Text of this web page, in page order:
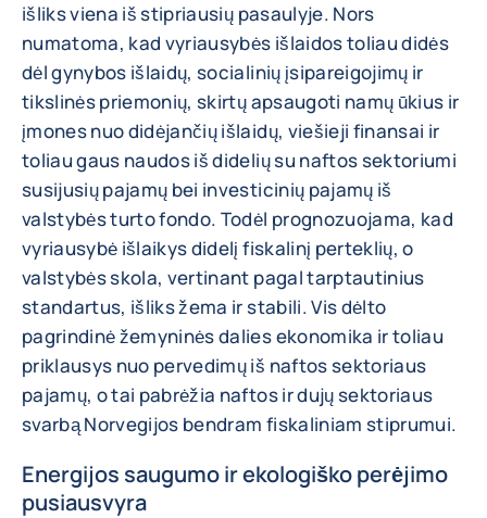
išliks viena iš stipriausių pasaulyje. Nors
numatoma, kad vyriausybės išlaidos toliau didės
dėl gynybos išlaidų, socialinių įsipareigojimų ir
tikslinės priemonių, skirtų apsaugoti namų ūkius ir
įmones nuo didėjančių išlaidų, viešieji finansai ir
toliau gaus naudos iš didelių su naftos sektoriumi
susijusių pajamų bei investicinių pajamų iš
valstybės turto fondo. Todėl prognozuojama, kad
vyriausybė išlaikys didelį fiskalinį perteklių, o
valstybės skola, vertinant pagal tarptautinius
standartus, išliks žema ir stabili. Vis dėlto
pagrindinė žemyninės dalies ekonomika ir toliau
priklausys nuo pervedimų iš naftos sektoriaus
pajamų, o tai pabrėžia naftos ir dujų sektoriaus
svarbą Norvegijos bendram fiskaliniam stiprumui.
Energijos saugumo ir ekologiško perėjimo
pusiausvyra